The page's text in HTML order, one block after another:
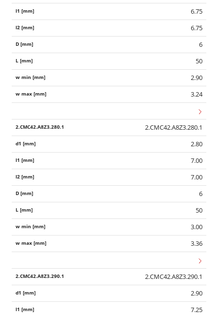
6.75
6.75
6
50
2.90
3.24
2.CMC42.A8Z3.280.1
2.80
7.00
7.00
6
50
3.00
3.36
2.CMC42.A8Z3.290.1
2.90
7.25